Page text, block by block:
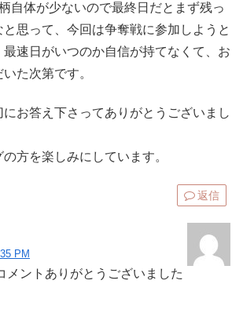
自体が少ないので最終日だとまず残っ
思って、今回は争奪戦に参加しようと
速日がいつのか自信が持てなくて、お
た次第です。
お答え下さってありがとうございまし
方を楽しみにしています。
返信
PM
メントありがとうございました